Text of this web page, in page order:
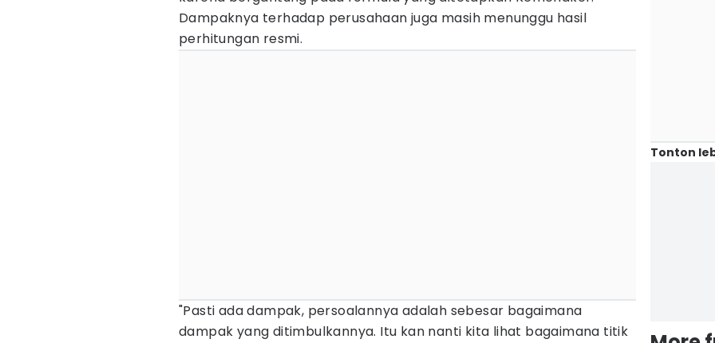
Dampaknya terhadap perusahaan juga masih menunggu hasil
perhitungan resmi.
"Pasti ada dampak, persoalannya adalah sebesar bagaimana
dampak yang ditimbulkannya. Itu kan nanti kita lihat bagaimana titik
Tonton